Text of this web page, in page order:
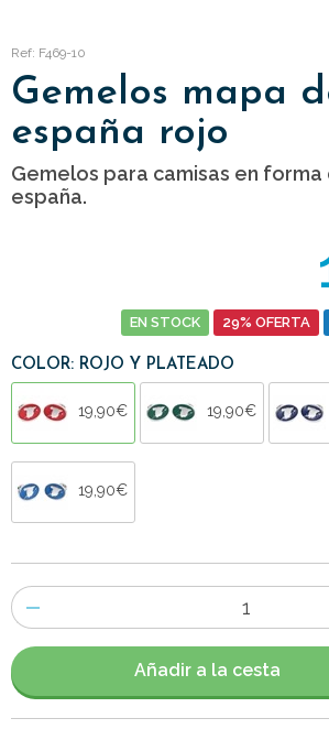
Ref: F469-10
Gemelos mapa
españa rojo
Gemelos para camisas en
españa.
EN STOCK 29% OFERTA
COLOR: ROJO Y PLATEADO
19,90€ 19,90€
19,90€
Número
de
artículos
Añadir a la cesta